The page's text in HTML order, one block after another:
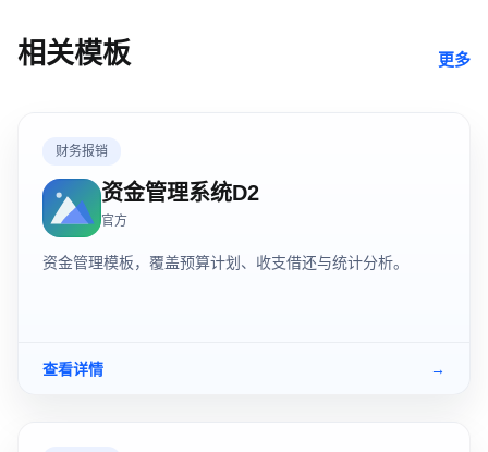
相关模板 更多
财务报销
资金管理系统D2
官方
资金管理模板，覆盖预算计划、收支借还与统计分析。
查看详情 →